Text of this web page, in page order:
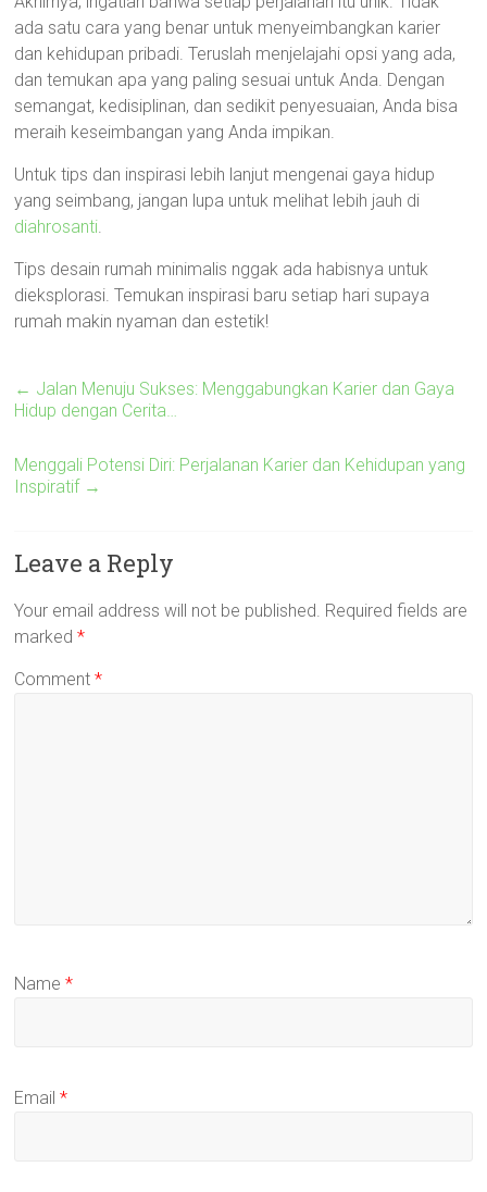
ada satu cara yang benar untuk menyeimbangkan karier
dan kehidupan pribadi. Teruslah menjelajahi opsi yang ada,
dan temukan apa yang paling sesuai untuk Anda. Dengan
semangat, kedisiplinan, dan sedikit penyesuaian, Anda bisa
meraih keseimbangan yang Anda impikan.
Untuk tips dan inspirasi lebih lanjut mengenai gaya hidup
yang seimbang, jangan lupa untuk melihat lebih jauh di
diahrosanti.
Tips desain rumah minimalis nggak ada habisnya untuk
dieksplorasi. Temukan inspirasi baru setiap hari supaya
rumah makin nyaman dan estetik!
← Jalan Menuju Sukses: Menggabungkan Karier dan Gaya
Hidup dengan Cerita…
Menggali Potensi Diri: Perjalanan Karier dan Kehidupan yang
Inspiratif →
Leave a Reply
Your email address will not be published. Required fields are
marked*
Comment*
Name*
Email*